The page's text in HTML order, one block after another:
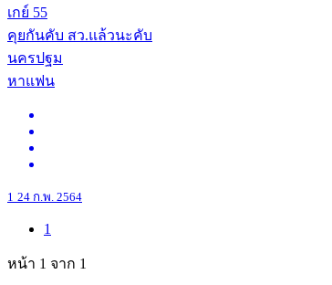
เกย์ 55
คุยกันคับ สว.แล้วนะคับ
นครปฐม
หาแฟน
1 24 ก.พ. 2564
1
หน้า 1 จาก 1